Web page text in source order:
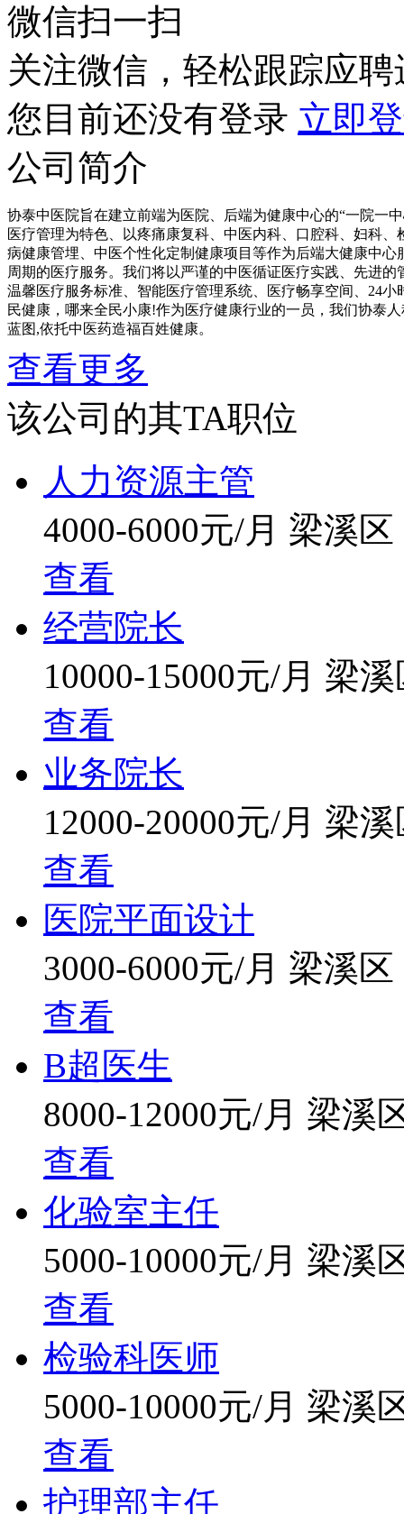
微信扫一扫
关注微信，轻松跟踪应聘
您目前还没有登录 立即
公司简介
协泰中医院旨在建立前端为医院、后端为健康中心的“一院一
医疗管理为特色、以疼痛康复科、中医内科、口腔科、妇科
病健康管埋、中医个性化定制健康项目等作为后端大健康中
周期的医疗服务。我们将以严谨的中医循证医疗实践、先进
温馨医疗服务标准、智能医疗管理系统、医疗畅享空间、24
民健康，哪来全民小康!作为医疗健康行业的一员，我们协泰
蓝图,依托中医药造福百姓健康。
我们以匠心般的专业,坚持“以疗效赢得口碑、以口碑赢得品
来过协泰中医院的每位患者都能获得健康，享受美好生活,而
查看更多
该公司的其TA职位
人力资源主管
4000-6000元/月 梁溪区
查看
经营院长
10000-15000元/月 梁
查看
业务院长
12000-20000元/月 梁
查看
医院平面设计
3000-6000元/月 梁溪区
查看
B超医生
8000-12000元/月 梁溪
查看
化验室主任
5000-10000元/月 梁溪
查看
检验科医师
5000-10000元/月 梁溪
查看
护理部主任